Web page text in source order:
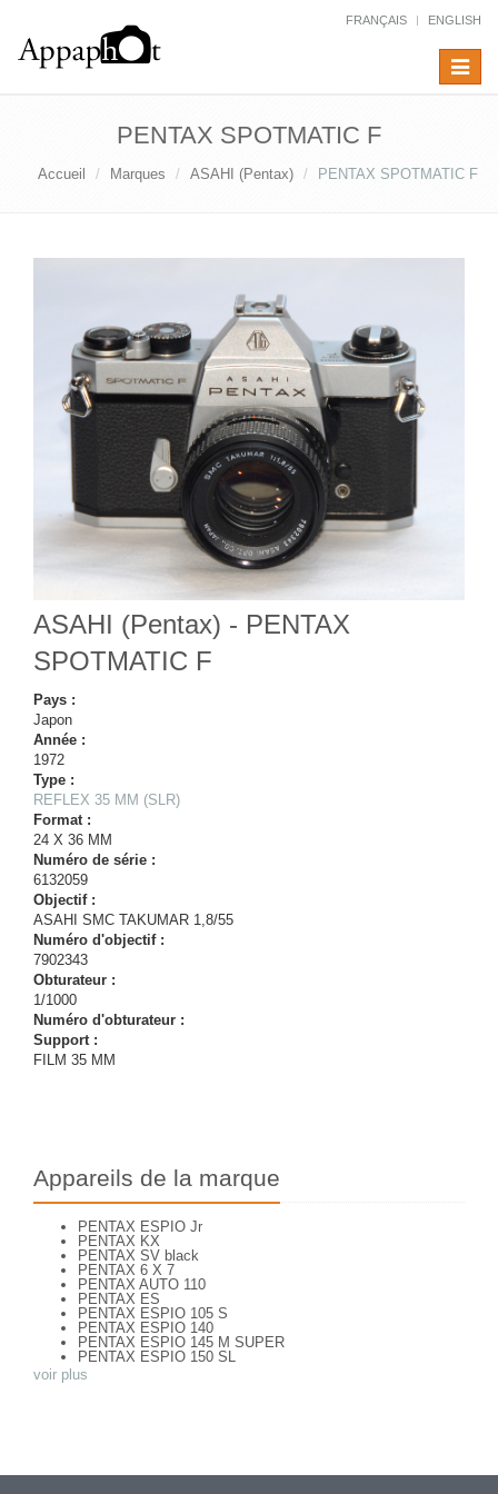
FRANÇAIS ENGLISH
Toggle
PENTAX SPOTMATIC F
Accueil Marques ASAHI (Pentax) PENTAX SPOTMATIC F
ASAHI (Pentax) - PENTAX
SPOTMATIC F
Pays :
Japon
Année :
1972
Type :
REFLEX 35 MM (SLR)
Format :
24 X 36 MM
Numéro de série :
6132059
Objectif :
ASAHI SMC TAKUMAR 1,8/55
Numéro d'objectif :
7902343
Obturateur :
1/1000
Numéro d'obturateur :
Support :
FILM 35 MM
Appareils de la marque
PENTAX ESPIO Jr
PENTAX KX
PENTAX SV black
PENTAX 6 X 7
PENTAX AUTO 110
PENTAX ES
PENTAX ESPIO 105 S
PENTAX ESPIO 140
PENTAX ESPIO 145 M SUPER
PENTAX ESPIO 150 SL
PENTAX ESPIO 160
PENTAX K 1000
PENTAX P30
voir plus